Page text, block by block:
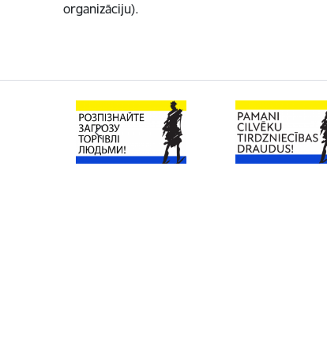
organizāciju).